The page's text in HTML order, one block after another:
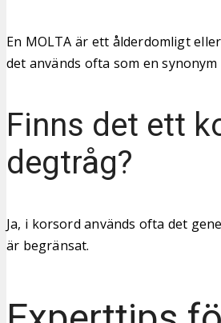
En MOLTA är ett ålderdomligt
det används ofta som en
Finns det ett
degtråg?
Ja, i korsord används ofta det
är begränsat.